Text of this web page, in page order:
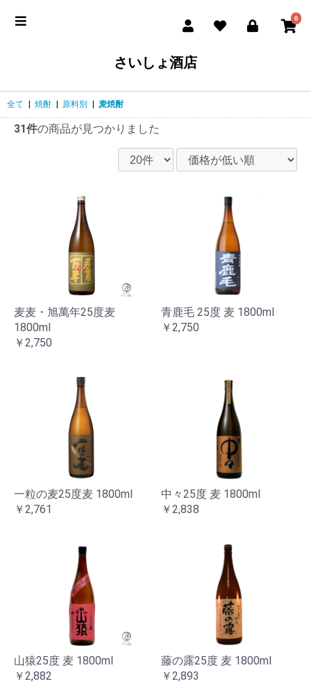
0
さいしょ酒店
全て 焼酎 原料別 麦焼酎
31件の商品が見つかりました
麦麦・旭萬年25度麦
1800ml
￥2,750
青鹿毛 25度 麦 1800ml
￥2,750
一粒の麦25度麦 1800ml
￥2,761
中々25度 麦 1800ml
￥2,838
山猿25度 麦 1800ml
￥2,882
藤の露25度 麦 1800ml
￥2,893